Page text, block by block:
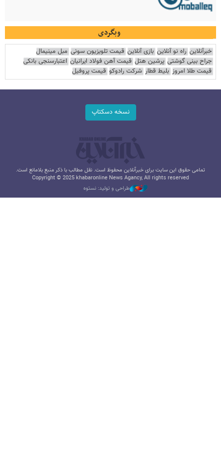
وبگردی
خبرآنلاین راه نو آنلاین بازی آنلاین قیمت تلویزیون سونی مبل مینیمال
جراح بینی گوشتی پرشین هتل قیمت آهن فولاد ایرانیان اعتبارسنجی بانکی
قیمت طلا امروز بلیط قطار شرکت رادوکو قیمت پروفیل
نسخه دسکتاپ
تمامی حقوق این سایت برای خبرآنلاین محفوظ است. نقل مطالب با ذکر منبع بلامانع است.
Copyright © 2025 khabaronline News Agancy, All rights reserved
طراحی و تولید: نستوه